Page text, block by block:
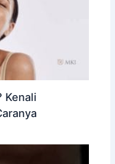
Kenali